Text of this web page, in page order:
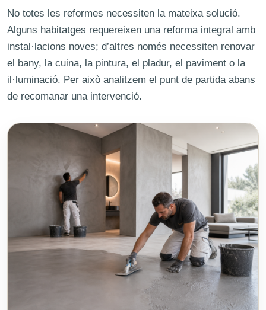
No totes les reformes necessiten la mateixa solució.
Alguns habitatges requereixen una reforma integral amb
instal·lacions noves; d’altres només necessiten renovar
el bany, la cuina, la pintura, el pladur, el paviment o la
il·luminació. Per això analitzem el punt de partida abans
de recomanar una intervenció.